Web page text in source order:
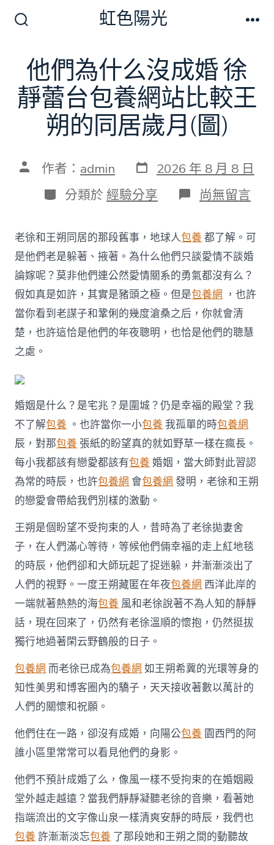
切
換
開
關
虹色陽光
他們為什么沒成婚 徐
靜蕾台包養網站比較王
朔的同居歲月(圖)
文 作者： admin 發
表
日
期
2026 年 8 月 8 日
分
類
分類於 經驗分享 在
〈他
為
什
么
沒
成
婚
徐
靜
蕾
台
比
較
王
朔
的
同
居
歲
中
尚無留言
老徐和王朔同居的那段舊事，地球人包養 都了解。可
是他們老是躲著、掖著。為什么他們只談愛情不談婚
論嫁呢？莫非他們連公然愛情關系的勇氣都沒有么？
假如真是如許，其實是豬頭之極。但是包養網 ，也許
當你看到老謀子和鞏俐的幾度滄桑之后，你就會清
楚，也許這恰是他們的年夜聰明，也恰是他們的聰慧
之處。
婚姻是什么？是宅兆？是圍城？仍是幸福的殿堂？我
不了解包養 。也許當你一小包養 我孤單的時包養網
辰，對那包養 張紙的盼望真的就如野草一樣在瘋長。
每小我都該有戀愛都該有包養 婚姻，當大師對此習認
為常的時辰，也許包養網 會包養網 發明，老徐和王朔
的戀愛會帶給我們別樣的激動。
王朔是個盼望不受拘束的人，昔時為了老徐拋妻舍
子，在人們滿心等待，等候他們倆幸福的走上紅地毯
的時辰，他們卻和大師玩起了捉迷躲，并漸漸淡出了
人們的視野。一度王朔藏匿在年夜包養網 西洋此岸的
一端就著熱熱的海包養 風和老徐說著不為人知的靜靜
話，現在回來了，仍然有老徐溫順的懷抱，仍然挺拔
獨行地過著閑云野鶴般的日子。
包養網 而老徐已成為包養網 如王朔希冀的光環等身的
知性美男和博客圈內的驕子，天天接收著數以萬計的
人們的關懷和祝願。
他們住在一路，卻沒有成婚，向陽公包養 園西門的阿
誰小區里常常可以看見他們的身影。
他們不預計成婚了么，像風一樣不受拘束的在婚姻殿
堂外越走越遠？當我們靜靜凝聽老徐的音樂，看著她
指端流出的文字像山泉一樣清爽安靜的時辰，我們也
包養 許漸漸淡忘包養 了那段她和王朔之間的動聽故